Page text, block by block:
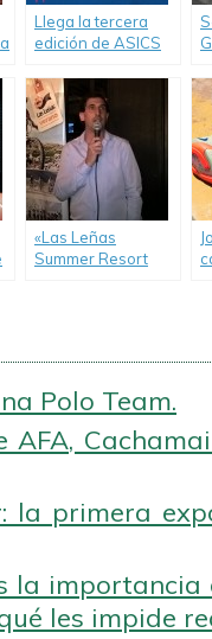
Llega la tercera
edición de ASICS
«Las Leñas
Summer Resort
Polo Team.
AFA,
la primera
la
les impide